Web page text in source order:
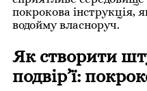
покрокова інструкція,
водойму власноруч.
Як створити
подвір’ї: